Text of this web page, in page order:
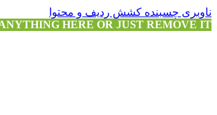
ناوبری چسبنده کشش ردیف و محتوا
HERE OR JUST REMOVE IT…